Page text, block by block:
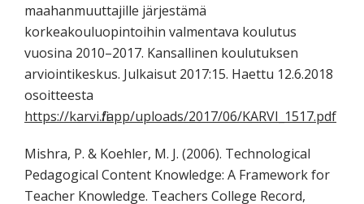
maahanmuuttajille järjestämä
korkeakouluopintoihin valmentava koulutus
vuosina 2010–2017. Kansallinen koulutuksen
arviointikeskus. Julkaisut 2017:15. Haettu 12.6.2018
osoitteesta
https://karvi.fi/app/uploads/2017/06/KARVI_1517.pdf
Mishra, P. & Koehler, M. J. (2006). Technological
Pedagogical Content Knowledge: A Framework for
Teacher Knowledge. Teachers College Record,